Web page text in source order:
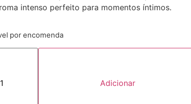
intenso perfeito para momentos íntimos.
por encomenda
Adicionar